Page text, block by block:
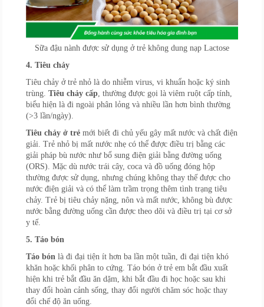
Sữa đậu nành được sử dụng ở trẻ không dung nạp Lactose
4. Tiêu chảy
Tiêu chảy ở trẻ nhỏ là do nhiễm virus, vi khuẩn hoặc ký sinh
trùng.Tiêu chảy cấp, thường được gọi là viêm ruột cấp tính,
biểu hiện là đi ngoài phân lỏng và nhiều lần hơn bình thường
(>3 lần/ngày).
Tiêu chảy ở trẻ mới biết đi chủ yếu gây mất nước và chất điện
giải. Trẻ nhỏ bị mất nước nhẹ có thể được điều trị bằng các
giải pháp bù nước như bổ sung điện giải bằng đường uống
(ORS). Mặc dù nước trái cây, coca và đồ uống đóng hộp
thường được sử dụng, nhưng chúng không thay thế được cho
nước điện giải và có thể làm trầm trọng thêm tình trạng tiêu
chảy. Trẻ bị tiêu chảy nặng, nôn và mất nước, không bù được
nước bằng đường uống cần được theo dõi và điều trị tại cơ sở
y tế.
5. Táo bón
Táo bón là đi đại tiện ít hơn ba lần một tuần, đi đại tiện khó
khăn hoặc khối phân to cứng. Táo bón ở trẻ em bắt đầu xuất
hiện khi trẻ bắt đầu ăn dặm, khi bắt đầu đi học hoặc sau khi
thay đổi hoàn cảnh sống, thay đổi người chăm sóc hoặc thay
đổi chế độ ăn uống.